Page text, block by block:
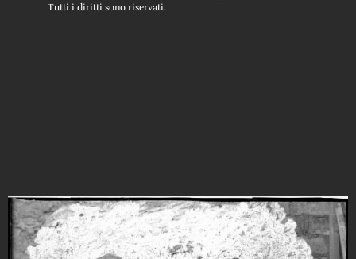
Tutti i diritti sono riservati.